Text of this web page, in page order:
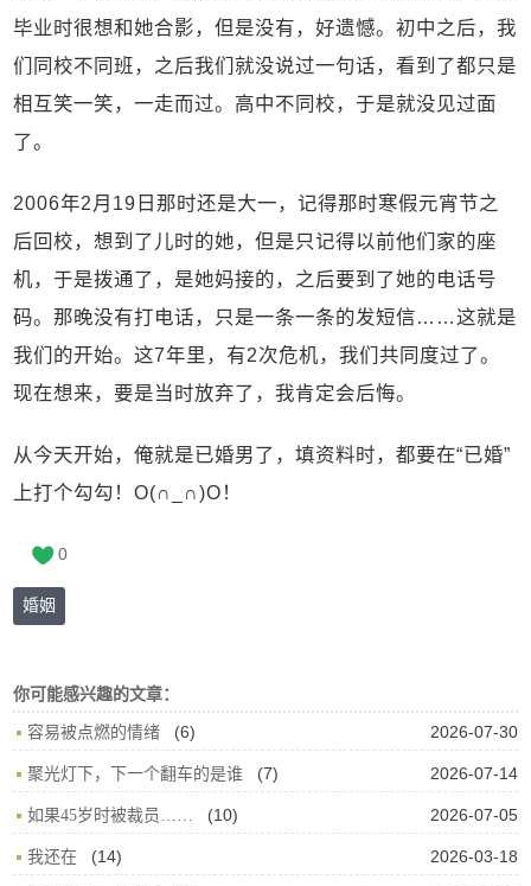
毕业时很想和她合影，但是没有，好遗憾。初中之后，我
们同校不同班，之后我们就没说过一句话，看到了都只是
相互笑一笑，一走而过。高中不同校，于是就没见过面
了。
2006年2月19日那时还是大一，记得那时寒假元宵节之
后回校，想到了儿时的她，但是只记得以前他们家的座
机，于是拨通了，是她妈接的，之后要到了她的电话号
码。那晚没有打电话，只是一条一条的发短信……这就是
我们的开始。这7年里，有2次危机，我们共同度过了。
现在想来，要是当时放弃了，我肯定会后悔。
从今天开始，俺就是已婚男了，填资料时，都要在“已婚”
上打个勾勾！O(∩_∩)O！
0
婚姻
你可能感兴趣的文章：
2026-07-30
容易被点燃的情绪 (6)
2026-07-14
聚光灯下，下一个翻车的是谁 (7)
2026-07-05
如果45岁时被裁员…… (10)
2026-03-18
我还在 (14)